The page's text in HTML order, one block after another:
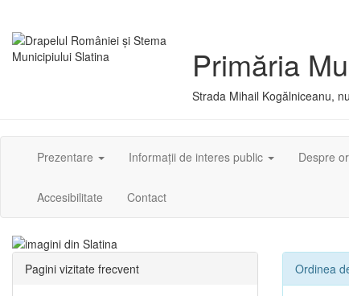
Primăria
Strada Mihail Kogălniceanu,
Prezentare Informații de interes public Despre
Accesibilitate Contact
Ordinea
Pagini vizitate frecvent